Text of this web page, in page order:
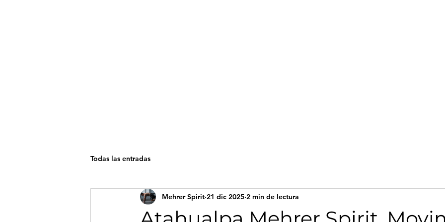
Todas las entradas
Mehrer Spirit 21 dic 2025 2 min de lectura